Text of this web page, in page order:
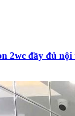
2wc đầy đủ nội